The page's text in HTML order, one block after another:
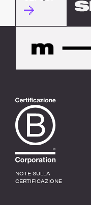
NOTE SULLA
CERTIFICAZIONE